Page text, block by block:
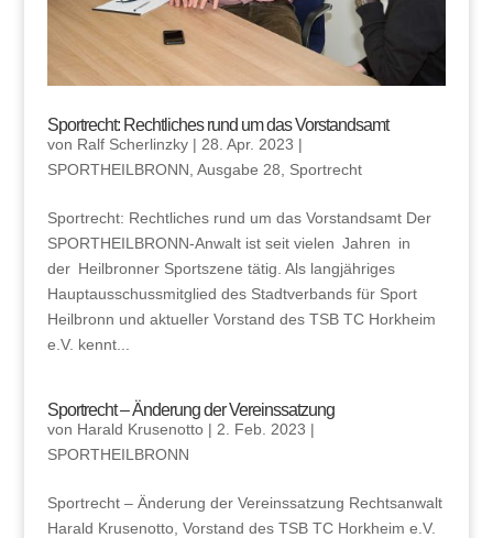
Sportrecht: Rechtliches rund um das Vorstandsamt
von Ralf Scherlinzky| 28. Apr. 2023 |
SPORTHEILBRONN Ausgabe 28 Sportrecht
Sportrecht: Rechtliches rund um das Vorstandsamt Der
SPORTHEILBRONN-Anwalt ist seit vielen Jahren in
der Heilbronner Sportszene tätig. Als langjähriges
Hauptausschussmitglied des Stadtverbands für Sport
Heilbronn und aktueller Vorstand des TSB TC Horkheim
e.V. kennt...
Sportrecht – Änderung der Vereinssatzung
von Harald Krusenotto| 2. Feb. 2023 |
SPORTHEILBRONN
Sportrecht – Änderung der Vereinssatzung Rechtsanwalt
Harald Krusenotto, Vorstand des TSB TC Horkheim e.V.